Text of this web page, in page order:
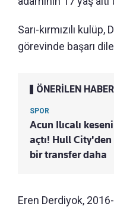
Sarı-kırmızılı
görevinde başarı
ÖNERİLEN
SPOR
Acun Ilıcalı
açtı! Hull
bir transfer daha
Eren Derdiyok, 2016-